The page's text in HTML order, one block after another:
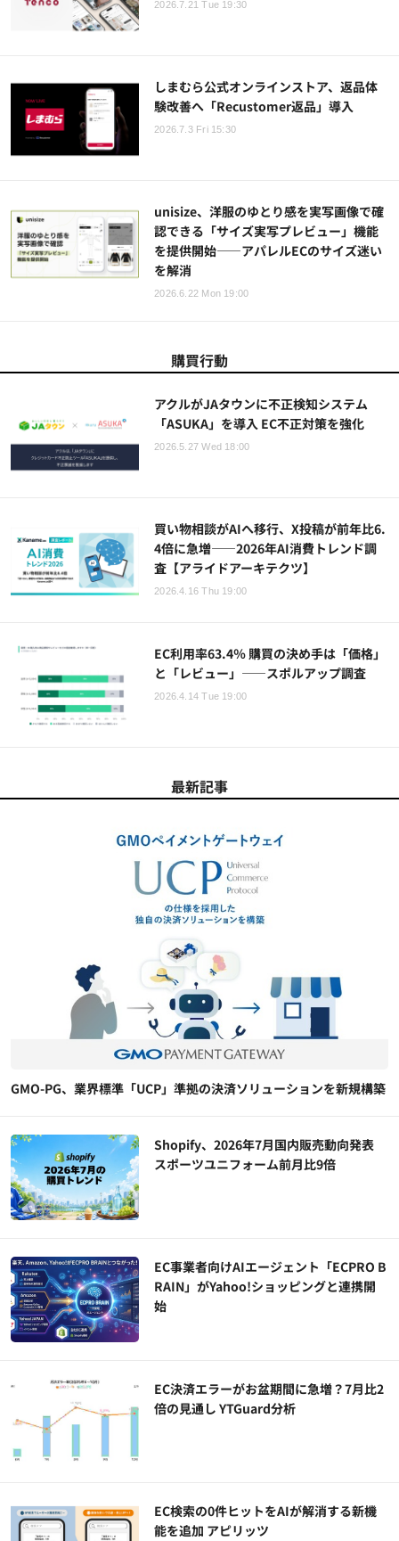
2026.7.21 Tue 19:30
しまむら公式オンラインストア、返品体
験改善へ「Recustomer返品」導入
2026.7.3 Fri 15:30
unisize、洋服のゆとり感を実写画像で確
認できる「サイズ実写プレビュー」機能
を提供開始——アパレルECのサイズ迷い
を解消
2026.6.22 Mon 19:00
購買行動
アクルがJAタウンに不正検知システム
「ASUKA」を導入 EC不正対策を強化
2026.5.27 Wed 18:00
買い物相談がAIへ移行、X投稿が前年比6.
4倍に急増——2026年AI消費トレンド調
査【アライドアーキテクツ】
2026.4.16 Thu 19:00
EC利用率63.4％ 購買の決め手は「価格」
と「レビュー」――スポルアップ調査
2026.4.14 Tue 19:00
最新記事
GMO-PG、業界標準「UCP」準拠の決済ソリューションを新規構築
Shopify、2026年7月国内販売動向発表
スポーツユニフォーム前月比9倍
EC事業者向けAIエージェント「ECPRO B
RAIN」がYahoo!ショッピングと連携開
始
EC決済エラーがお盆期間に急増？7月比2
倍の見通し YTGuard分析
EC検索の0件ヒットをAIが解消する新機
能を追加 アピリッツ